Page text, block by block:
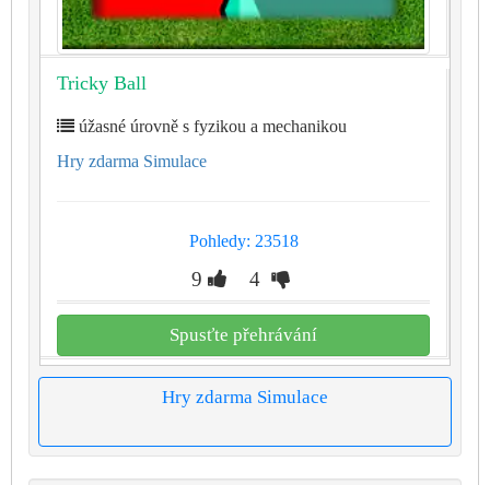
Tricky Ball
úžasné úrovně s fyzikou a mechanikou
Hry zdarma Simulace
Pohledy: 23518
9 4
Spusťte přehrávání
Hry zdarma Simulace